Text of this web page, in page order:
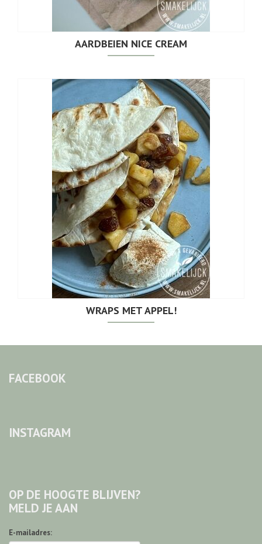
AARDBEIEN NICE CREAM
WRAPS MET APPEL!
FACEBOOK
INSTAGRAM
OP DE HOOGTE BLIJVEN?
MELD JE AAN
E-mailadres: